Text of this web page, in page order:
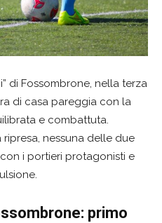
di Fossombrone, nella terza
di casa pareggia con la
e combattuta.
nessuna delle due
i portieri protagonisti e
primo